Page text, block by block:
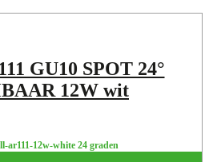
GU10 SPOT 24°
12W wit
ar111-12w-white 24 graden